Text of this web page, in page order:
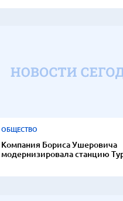
ОБЩЕСТВО
Компания Бориса Ушеровича
модернизировала станцию